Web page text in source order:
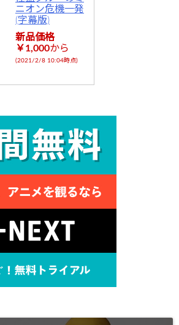
ニオン危機一発
(字幕版)
新品価格
￥1,000から
(2021/2/8 10:04時点)